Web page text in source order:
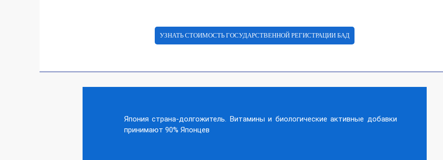
УЗНАТЬ СТОИМОСТЬ ГОСУДАРСТВЕННОЙ РЕГИСТРАЦИИ БАД
Япония страна-долгожитель. Витамины и биологические активные добавки
принимают 90% Японцев